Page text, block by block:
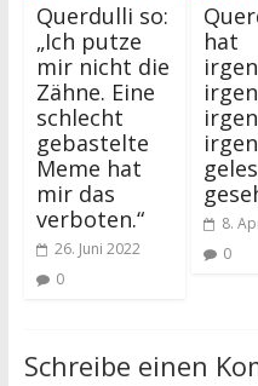
Querdulli so:
„Ich putze
mir nicht die
Zähne. Eine
schlecht
gebastelte
Meme hat
mir das
verboten.“
26. Juni 2022
0
hat
8.
0
Schreibe einen